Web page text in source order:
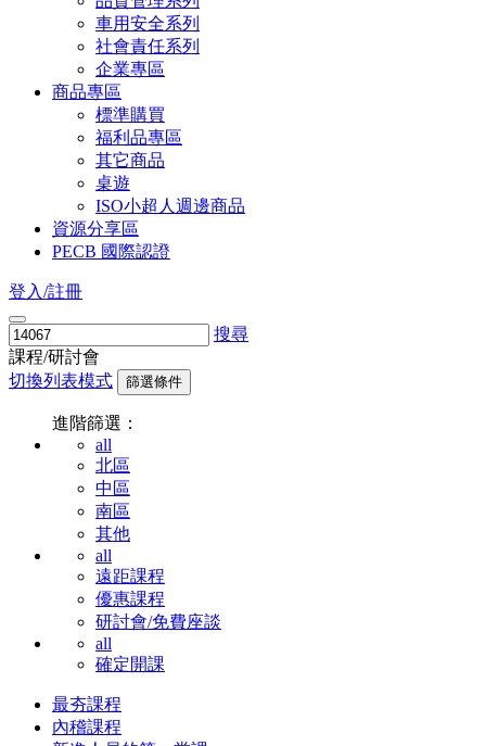
車用安全系列
社會責任系列
企業專區
商品專區
標準購買
福利品專區
其它商品
桌遊
ISO小超人週邊商品
資源分享區
PECB 國際認證
登入/註冊
搜尋
課程/研討會
切換列表模式
篩選條件
進階篩選：
all
北區
中區
南區
其他
all
遠距課程
優惠課程
研討會/免費座談
all
確定開課
最夯課程
內稽課程